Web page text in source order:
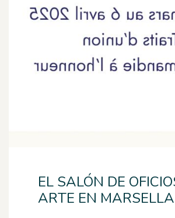
EL SALÓN DE
ARTE EN MARSELLA